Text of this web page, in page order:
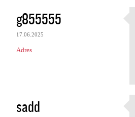
g855555
17.06.2025
Adres
sadd